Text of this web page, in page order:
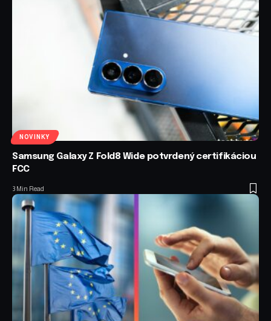
NOVINKY
Samsung Galaxy Z Fold8 Wide potvrdený certifikáciou
FCC
3 Min Read